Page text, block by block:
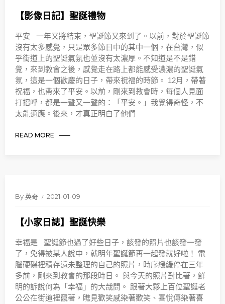
【影像日記】聖誕禮物
平安 一年又將結束，聖誕節又來到了。以前，對於聖誕節
沒有太多感覺，只是眾多節日中的其中一個，在台灣，似
乎街道上的聖誕氣氛也並沒有太濃厚。不知道是不是錯
覺，來到教會之後，感覺走在路上都能感受濃濃的聖誕氣
氛，這是一個歡慶的日子，帶來祝福的時節。 12月，帶著
祝福，也帶來了平安。以前，剛來到教會時，每個人見面
打招呼，都是一聲又一聲的：「平安。」我覺得奇怪，不
太能適應。後來，才真正明白了他們
READ MORE
By英奇 2021-01-09
【小家日誌】聖誕快樂
幸福是 聖誕節也過了好些日子，該發的照片也該發一發
了，免得被某人說中，就明年聖誕節再一起發就好啦！ 電
腦硬碟裡積存還未整理的自己的照片，時序緩緩停在三年
多前，剛來到教會的那段時日。 與今天的照片對比著，鮮
明的訴說何為「幸福」的大哉問。 跟著大夥上百位聖誕老
公公在街道裡竄著，瞧見歡笑感染著歡笑、喜悅傳染著喜